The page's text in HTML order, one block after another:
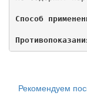
Способ
Рекомендуем